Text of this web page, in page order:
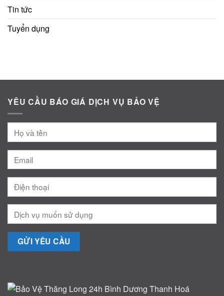
Tin tức
Tuyển dụng
YÊU CẦU BÁO GIÁ DỊCH VỤ BẢO VỆ